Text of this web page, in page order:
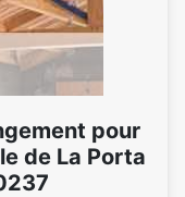
pour
de La Porta